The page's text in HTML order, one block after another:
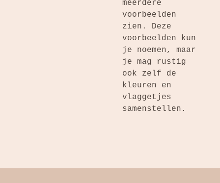
meerdere
voorbeelden
zien. Deze
voorbeelden kun
je noemen, maar
je mag rustig
ook zelf de
kleuren en
vlaggetjes
samenstellen.